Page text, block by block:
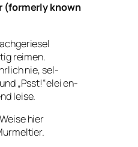
(formerly known
reimen.
nie, sel-
„Psst!“elei en-
leise.
hier